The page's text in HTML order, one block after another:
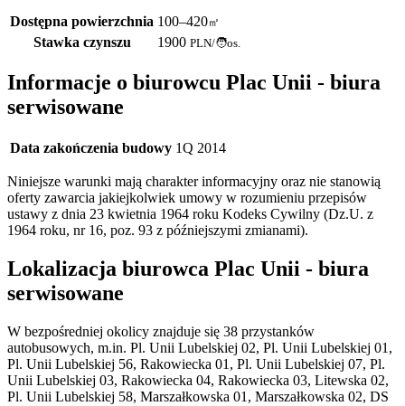
Dostępna powierzchnia 100–420㎡
Stawka czynszu 1900 PLN/🧑os.
Informacje o biurowcu Plac Unii - biura
serwisowane
Data zakończenia budowy 1Q 2014
Niniejsze warunki mają charakter informacyjny oraz nie stanowią
oferty zawarcia jakiejkolwiek umowy w rozumieniu przepisów
ustawy z dnia 23 kwietnia 1964 roku Kodeks Cywilny (Dz.U. z
1964 roku, nr 16, poz. 93 z późniejszymi zmianami).
Lokalizacja biurowca Plac Unii - biura
serwisowane
W bezpośredniej okolicy znajduje się 38 przystanków
autobusowych, m.in. Pl. Unii Lubelskiej 02, Pl. Unii Lubelskiej 01,
Pl. Unii Lubelskiej 56, Rakowiecka 01, Pl. Unii Lubelskiej 07, Pl.
Unii Lubelskiej 03, Rakowiecka 04, Rakowiecka 03, Litewska 02,
Pl. Unii Lubelskiej 58, Marszałkowska 01, Marszałkowska 02, DS